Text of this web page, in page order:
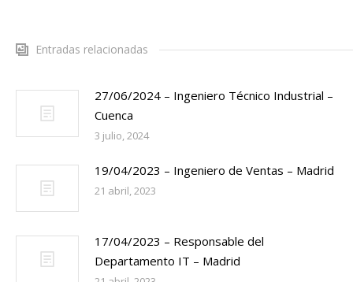
Entradas relacionadas
27/06/2024 – Ingeniero Técnico Industrial –
Cuenca
3 julio, 2024
19/04/2023 – Ingeniero de Ventas – Madrid
21 abril, 2023
17/04/2023 – Responsable del
Departamento IT – Madrid